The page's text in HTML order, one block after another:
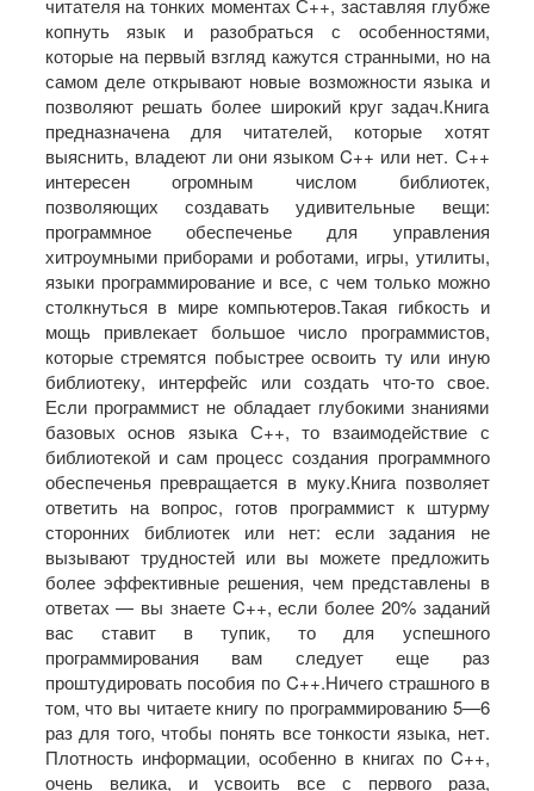
читателя на тонких моментах С++, заставляя глубже
копнуть язык и разобраться с особенностями,
которые на первый взгляд кажутся странными, но на
самом деле открывают новые возможности языка и
позволяют решать более широкий круг задач.Книга
предназначена для читателей, которые хотят
выяснить, владеют ли они языком C++ или нет. С++
интересен огромным числом библиотек,
позволяющих создавать удивительные вещи:
программное обеспеченье для управления
хитроумными приборами и роботами, игры, утилиты,
языки программирование и все, с чем только можно
столкнуться в мире компьютеров.Такая гибкость и
мощь привлекает большое число программистов,
которые стремятся побыстрее освоить ту или иную
библиотеку, интерфейс или создать что-то свое.
Если программист не обладает глубокими знаниями
базовых основ языка С++, то взаимодействие с
библиотекой и сам процесс создания программного
обеспеченья превращается в муку.Книга позволяет
ответить на вопрос, готов программист к штурму
сторонних библиотек или нет: если задания не
вызывают трудностей или вы можете предложить
более эффективные решения, чем представлены в
ответах — вы знаете C++, если более 20% заданий
вас ставит в тупик, то для успешного
программирования вам следует еще раз
проштудировать пособия по C++.Ничего страшного в
том, что вы читаете книгу по программированию 5—6
раз для того, чтобы понять все тонкости языка, нет.
Плотность информации, особенно в книгах по C++,
очень велика, и усвоить все с первого раза,